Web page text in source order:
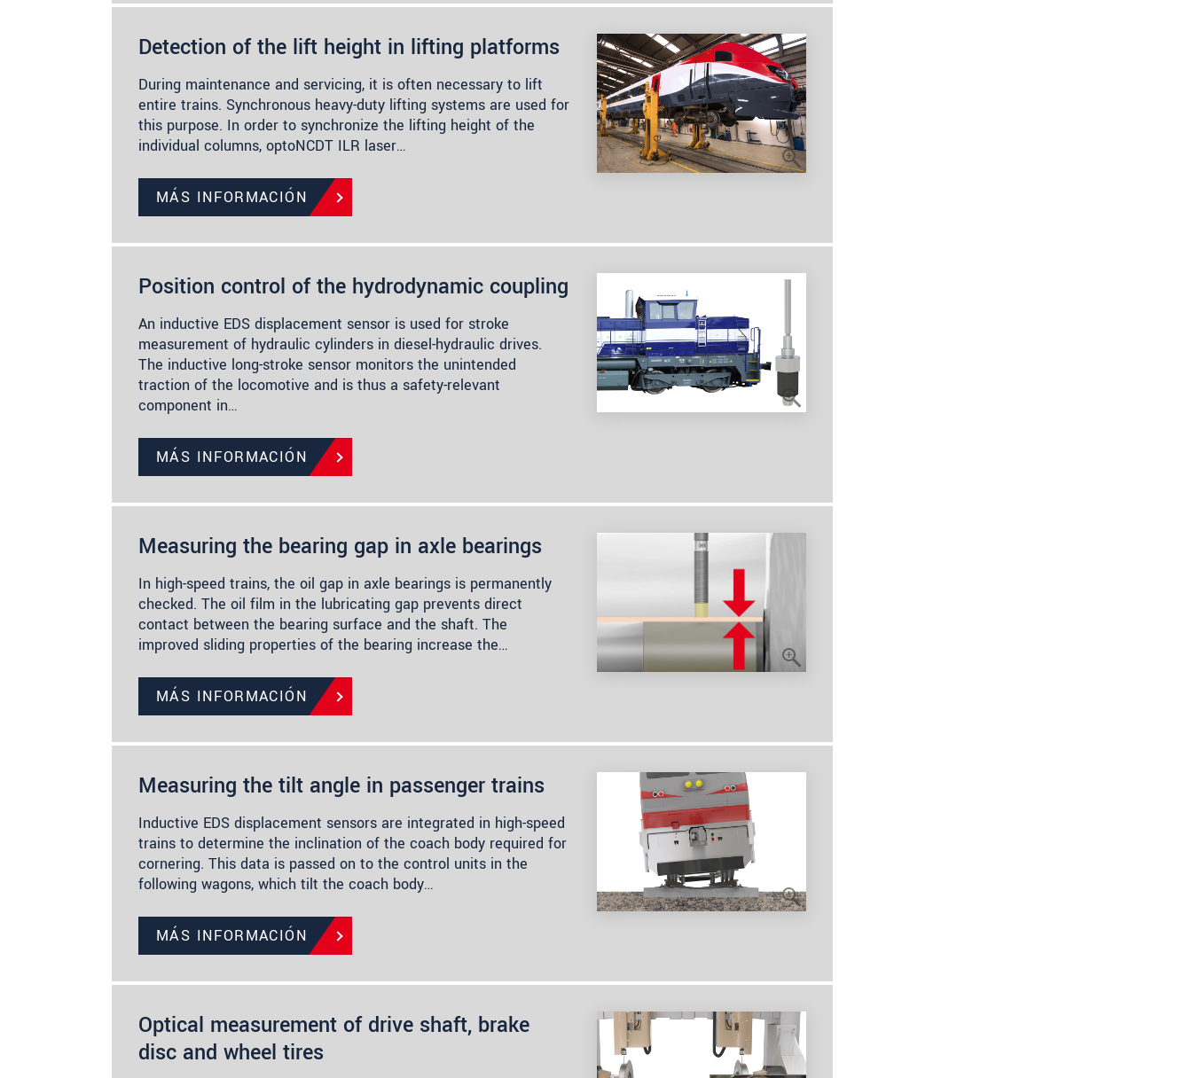
Detection of the lift height in lifting platforms
During maintenance and servicing, it is often necessary to lift
entire trains. Synchronous heavy-duty lifting systems are used for
this purpose. In order to synchronize the lifting height of the
individual columns, optoNCDT ILR laser…
MÁS INFORMACIÓN
Position control of the hydrodynamic coupling
An inductive EDS displacement sensor is used for stroke
measurement of hydraulic cylinders in diesel-hydraulic drives.
The inductive long-stroke sensor monitors the unintended
traction of the locomotive and is thus a safety-relevant
component in…
MÁS INFORMACIÓN
Measuring the bearing gap in axle bearings
In high-speed trains, the oil gap in axle bearings is permanently
checked. The oil film in the lubricating gap prevents direct
contact between the bearing surface and the shaft. The
improved sliding properties of the bearing increase the…
MÁS INFORMACIÓN
Measuring the tilt angle in passenger trains
Inductive EDS displacement sensors are integrated in high-speed
trains to determine the inclination of the coach body required for
cornering. This data is passed on to the control units in the
following wagons, which tilt the coach body…
MÁS INFORMACIÓN
Optical measurement of drive shaft, brake
disc and wheel tires